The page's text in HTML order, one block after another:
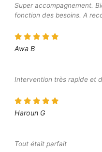
Super accompagnement.
fonction des besoins. A
Awa B
Intervention très rapide et
Haroun G
Tout était parfait